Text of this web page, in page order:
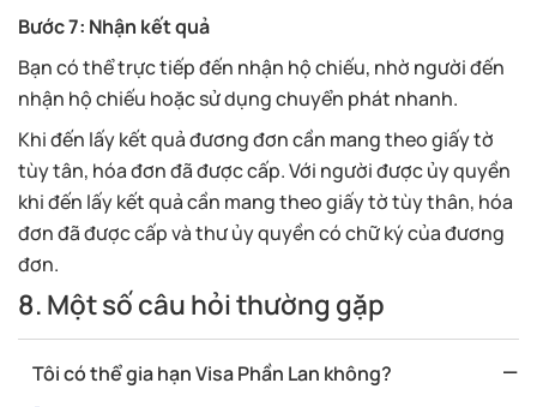
Bước 7: Nhận kết quả
Bạn có thể trực tiếp đến nhận hộ chiếu, nhờ người đến
nhận hộ chiếu hoặc sử dụng chuyển phát nhanh.
Khi đến lấy kết quả đương đơn cần mang theo giấy tờ
tùy tân, hóa đơn đã được cấp. Với người được ủy quyền
khi đến lấy kết quả cần mang theo giấy tờ tùy thân, hóa
đơn đã được cấp và thư ủy quyền có chữ ký của đương
đơn.
8. Một số câu hỏi thường gặp
Tôi có thể gia hạn Visa Phần Lan không?